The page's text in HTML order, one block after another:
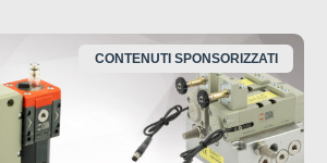
CONTENUTI SPONSORIZZATI